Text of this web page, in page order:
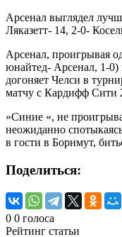
Арсенал выглядел
Ляказетт- 14, 2-0-
Арсенал, проигрывая
юнайтед- Арсенал, 1-
догоняет Челси в
матчу с Кардифф Сити
»Синие «, не
неожиданно
в гости в Борнмут,
Поделиться:
0 0 голоса
Рейтинг статьи